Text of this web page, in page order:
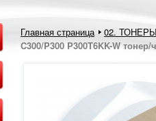
Главная страница
02.
C300/P300 P300T6KK-W